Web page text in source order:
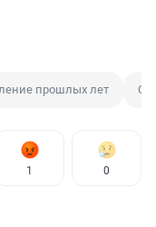
прошлых лет
1 0